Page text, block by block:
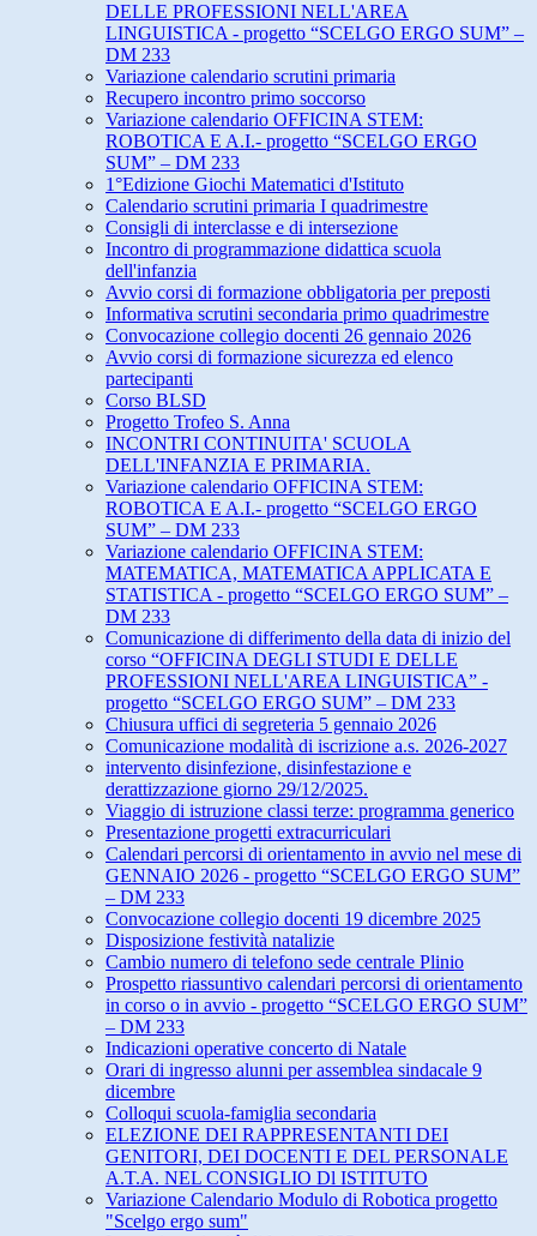
DELLE PROFESSIONI NELL'AREA
LINGUISTICA - progetto “SCELGO ERGO SUM” –
DM 233
Variazione calendario scrutini primaria
Recupero incontro primo soccorso
Variazione calendario OFFICINA STEM:
ROBOTICA E A.I.- progetto “SCELGO ERGO
SUM” – DM 233
1°Edizione Giochi Matematici d'Istituto
Calendario scrutini primaria I quadrimestre
Consigli di interclasse e di intersezione
Incontro di programmazione didattica scuola
dell'infanzia
Avvio corsi di formazione obbligatoria per preposti
Informativa scrutini secondaria primo quadrimestre
Convocazione collegio docenti 26 gennaio 2026
Avvio corsi di formazione sicurezza ed elenco
partecipanti
Corso BLSD
Progetto Trofeo S. Anna
INCONTRI CONTINUITA' SCUOLA
DELL'INFANZIA E PRIMARIA.
Variazione calendario OFFICINA STEM:
ROBOTICA E A.I.- progetto “SCELGO ERGO
SUM” – DM 233
Variazione calendario OFFICINA STEM:
MATEMATICA, MATEMATICA APPLICATA E
STATISTICA - progetto “SCELGO ERGO SUM” –
DM 233
Comunicazione di differimento della data di inizio del
corso “OFFICINA DEGLI STUDI E DELLE
PROFESSIONI NELL'AREA LINGUISTICA” -
progetto “SCELGO ERGO SUM” – DM 233
Chiusura uffici di segreteria 5 gennaio 2026
Comunicazione modalità di iscrizione a.s. 2026-2027
intervento disinfezione, disinfestazione e
derattizzazione giorno 29/12/2025.
Viaggio di istruzione classi terze: programma generico
Presentazione progetti extracurriculari
Calendari percorsi di orientamento in avvio nel mese di
GENNAIO 2026 - progetto “SCELGO ERGO SUM”
– DM 233
Convocazione collegio docenti 19 dicembre 2025
Disposizione festività natalizie
Cambio numero di telefono sede centrale Plinio
Prospetto riassuntivo calendari percorsi di orientamento
in corso o in avvio - progetto “SCELGO ERGO SUM”
– DM 233
Indicazioni operative concerto di Natale
Orari di ingresso alunni per assemblea sindacale 9
dicembre
Colloqui scuola-famiglia secondaria
ELEZIONE DEI RAPPRESENTANTI DEI
GENITORI, DEI DOCENTI E DEL PERSONALE
A.T.A. NEL CONSIGLIO Dl ISTITUTO
Variazione Calendario Modulo di Robotica progetto
"Scelgo ergo sum"